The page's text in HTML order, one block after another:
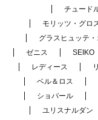
チュード
モリッツ・グロ
グラスヒュッテ
ゼニス
SEIKO
レディース
ベル＆ロス
ショパール
ユリスナルダン